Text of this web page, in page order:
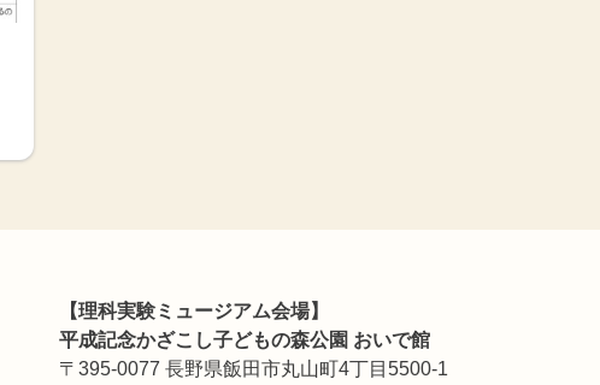
【理科実験ミュージアム会場】
平成記念かざこし子どもの森公園 おいで館
〒395-0077 長野県飯田市丸山町4丁目5500-1